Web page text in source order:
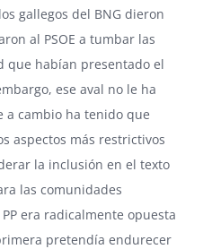
gallegos del BNG dieron
al PSOE a tumbar las
que habían presentado el
ese aval no le ha
a cambio ha tenido que
aspectos más restrictivos
la inclusión en el texto
las comunidades
era radicalmente opuesta
pretendía endurecer